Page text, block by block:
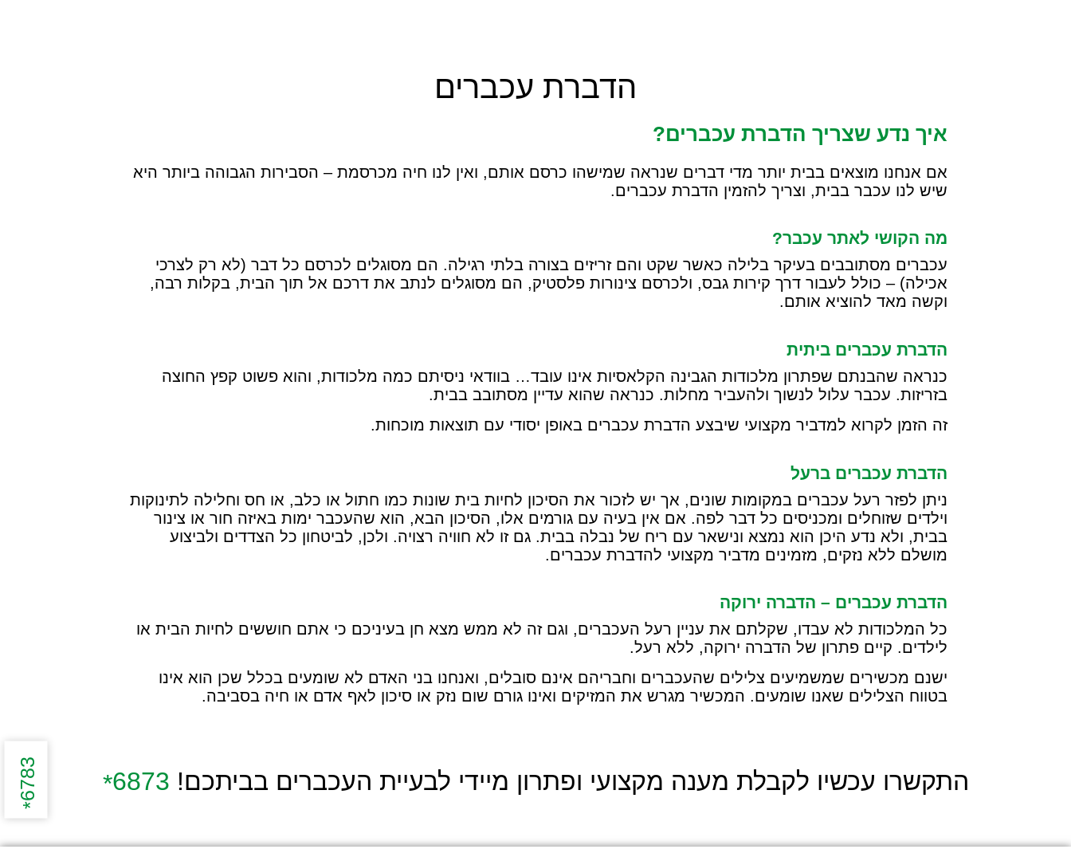
הדברת עכברים
איך נדע שצריך הדברת עכברים?
אם אנחנו מוצאים בבית יותר מדי דברים שנראה שמישהו כרסם אותם, ואין לנו חיה מכרסמת – הסבירות הגבוהה ביותר היא
שיש לנו עכבר בבית, וצריך להזמין הדברת עכברים.
מה הקושי לאתר עכבר?
עכברים מסתובבים בעיקר בלילה כאשר שקט והם זריזים בצורה בלתי רגילה. הם מסוגלים לכרסם כל דבר (לא רק לצרכי
אכילה) – כולל לעבור דרך קירות גבס, ולכרסם צינורות פלסטיק, הם מסוגלים לנתב את דרכם אל תוך הבית, בקלות רבה,
וקשה מאד להוציא אותם.
הדברת עכברים ביתית
כנראה שהבנתם שפתרון מלכודות הגבינה הקלאסיות אינו עובד… בוודאי ניסיתם כמה מלכודות, והוא פשוט קפץ החוצה
בזריזות. עכבר עלול לנשוך ולהעביר מחלות. כנראה שהוא עדיין מסתובב בבית.
זה הזמן לקרוא למדביר מקצועי שיבצע הדברת עכברים באופן יסודי עם תוצאות מוכחות.
הדברת עכברים ברעל
ניתן לפזר רעל עכברים במקומות שונים, אך יש לזכור את הסיכון לחיות בית שונות כמו חתול או כלב, או חס וחלילה לתינוקות
וילדים שזוחלים ומכניסים כל דבר לפה. אם אין בעיה עם גורמים אלו, הסיכון הבא, הוא שהעכבר ימות באיזה חור או צינור
בבית, ולא נדע היכן הוא נמצא ונישאר עם ריח של נבלה בבית. גם זו לא חוויה רצויה. ולכן, לביטחון כל הצדדים ולביצוע
מושלם ללא נזקים, מזמינים מדביר מקצועי להדברת עכברים.
הדברת עכברים – הדברה ירוקה
כל המלכודות לא עבדו, שקלתם את עניין רעל העכברים, וגם זה לא ממש מצא חן בעיניכם כי אתם חוששים לחיות הבית או
לילדים. קיים פתרון של הדברה ירוקה, ללא רעל.
ישנם מכשירים שמשמיעים צלילים שהעכברים וחבריהם אינם סובלים, ואנחנו בני האדם לא שומעים בכלל שכן הוא אינו
בטווח הצלילים שאנו שומעים. המכשיר מגרש את המזיקים ואינו גורם שום נזק או סיכון לאף אדם או חיה בסביבה.
התקשרו עכשיו לקבלת מענה מקצועי ופתרון מיידי לבעיית העכברים בביתכם! *
6783
*